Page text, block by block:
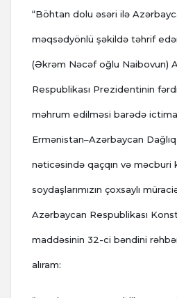
“Böhtan dolu əsəri ilə
məqsədyönlü şəkildə təhrif
(Əkrəm Nəcəf oğlu Naibovun)
Respublikası Prezidentinin
məhrum edilməsi barədə
Ermənistan–Azərbaycan
nəticəsində qaçqın və məcburi
soydaşlarımızın çoxsaylı
Azərbaycan Respublikası
maddəsinin 32-ci bəndini
alıram: